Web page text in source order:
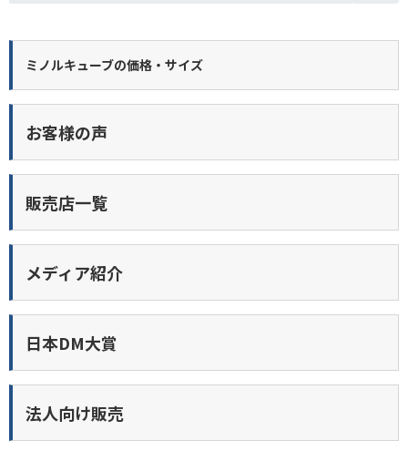
ミノルキューブの価格・サイズ
お客様の声
販売店一覧
メディア紹介
日本DM大賞
法人向け販売